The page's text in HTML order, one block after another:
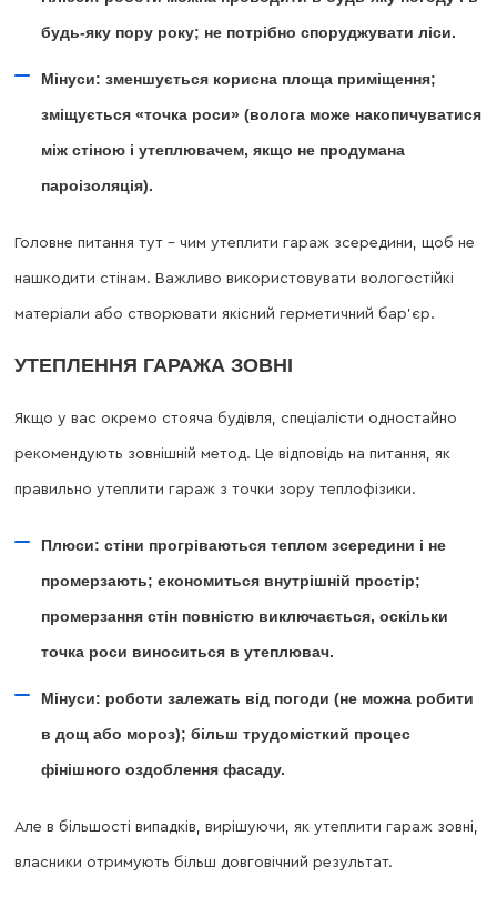
будь-яку пору року; не потрібно споруджувати ліси.
Мінуси: зменшується корисна площа приміщення;
зміщується «точка роси» (волога може накопичуватися
між стіною і утеплювачем, якщо не продумана
пароізоляція).
Головне питання тут – чим утеплити гараж зсередини, щоб не
нашкодити стінам. Важливо використовувати вологостійкі
матеріали або створювати якісний герметичний бар’єр.
УТЕПЛЕННЯ ГАРАЖА ЗОВНІ
Якщо у вас окремо стояча будівля, спеціалісти одностайно
рекомендують зовнішній метод. Це відповідь на питання, як
правильно утеплити гараж з точки зору теплофізики.
Плюси: стіни прогріваються теплом зсередини і не
промерзають; економиться внутрішній простір;
промерзання стін повністю виключається, оскільки
точка роси виноситься в утеплювач.
Мінуси: роботи залежать від погоди (не можна робити
в дощ або мороз); більш трудомісткий процес
фінішного оздоблення фасаду.
Але в більшості випадків, вирішуючи, як утеплити гараж зовні,
власники отримують більш довговічний результат.